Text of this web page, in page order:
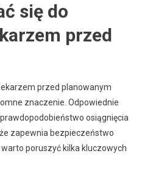
się do
przed
przed planowanym
znaczenie. Odpowiednie
osiągnięcia
zapewnia bezpieczeństwo
poruszyć kilka kluczowych